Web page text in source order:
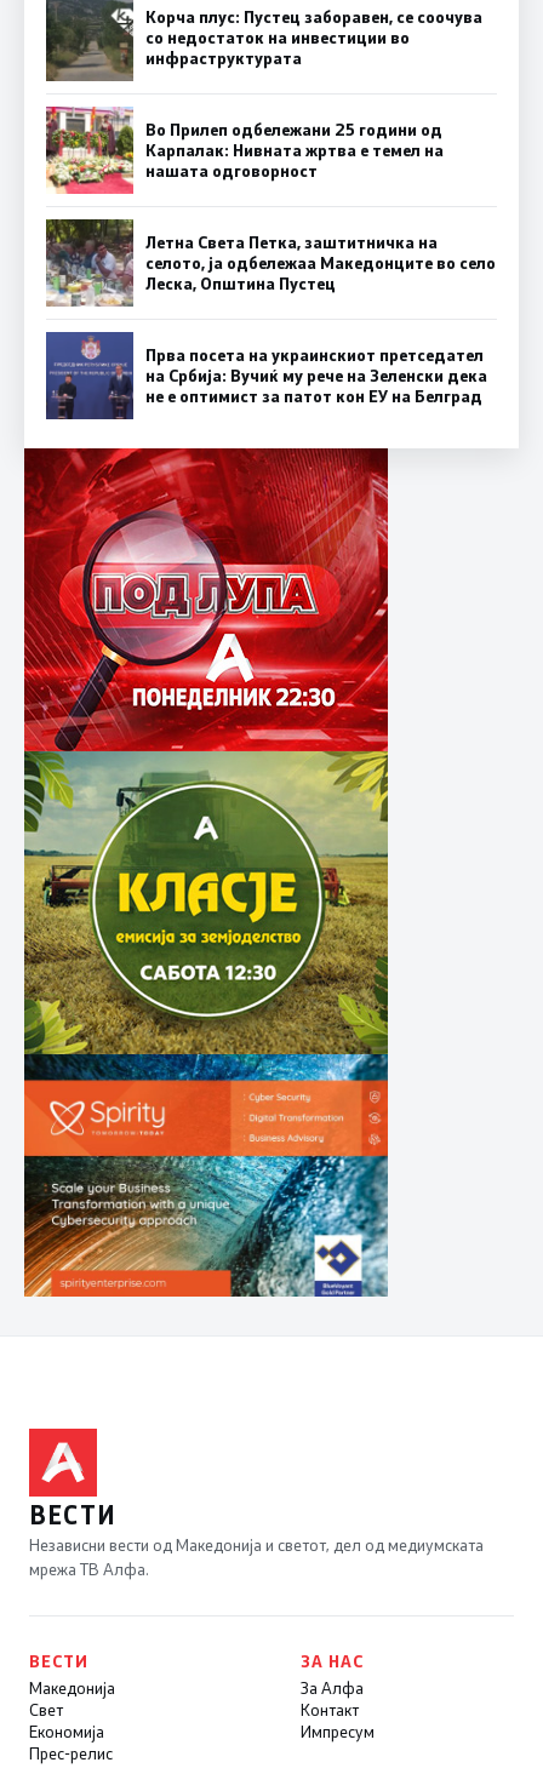
Корча плус: Пустец заборавен, се соочува
со недостаток на инвестиции во
инфраструктурата
Во Прилеп одбележани 25 години од
Карпалак: Нивната жртва е темел на
нашата одговорност
Летна Света Петка, заштитничка на
селото, ја одбележаа Македонците во село
Леска, Општина Пустец
Прва посета на украинскиот претседател
на Србија: Вучиќ му рече на Зеленски дека
не е оптимист за патот кон ЕУ на Белград
ВЕСТИ
Независни вести од Македонија и светот, дел од медиумската
мрежа ТВ Алфа.
ВЕСТИ
Македонија
Свет
Економија
Прес-релис
ЗА НАС
За Алфа
Контакт
Импресум